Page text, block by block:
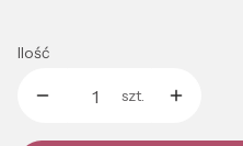
Ilość
szt.